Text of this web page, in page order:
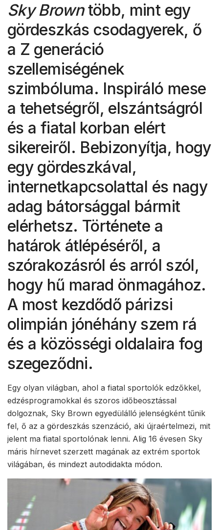
Sky Browntöbb, mint egy
gördeszkás csodagyerek, ő
a Z generáció
szellemiségének
szimbóluma. Inspiráló mese
a tehetségről, elszántságról
és a fiatal korban elért
sikereiről. Bebizonyítja, hogy
egy gördeszkával,
internetkapcsolattal és nagy
adag bátorsággal bármit
elérhetsz. Története a
határok átlépéséről, a
szórakozásról és arról szól,
hogy hű marad önmagához.
A most kezdődő párizsi
olimpián jónéhány szem rá
és a közösségi oldalaira fog
szegeződni.
Egy olyan világban, ahol a fiatal sportolók edzőkkel,
edzésprogramokkal és szoros időbeosztással
dolgoznak, Sky Brown egyedülálló jelenségként tűnik
fel, ő az a gördeszkás szenzáció, aki újraértelmezi, mit
jelent ma fiatal sportolónak lenni. Alig 16 évesen Sky
máris hírnevet szerzett magának az extrém sportok
világában, és mindezt autodidakta módon.